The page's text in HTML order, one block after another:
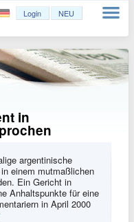
Login NEU
in
argentinische
einem mutmaßlichen
Ein Gericht in
Anhaltspunkte für eine
in April 2000